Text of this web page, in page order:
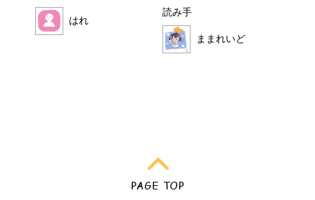
はれ
読み手
ままれいど